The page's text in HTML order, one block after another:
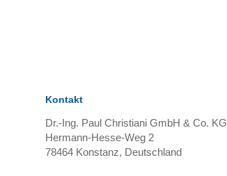
Kontakt
Dr.-Ing. Paul Christiani GmbH & Co. KG
Hermann-Hesse-Weg 2
78464Konstanz, Deutschland